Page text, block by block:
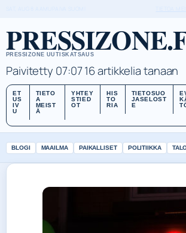
PRESSIZONE UUTISKATSAUS
Paivitetty 07:0716 artikkelia tanaan
ET
US
IV
U
TIETO
A
MEIST
Ä
YHTEY
STIED
OT
HIS
TO
RIA
TIETOSUO
JASELOST
E
BLOGI MAAILMA PAIKALLISET POLITIIKKA